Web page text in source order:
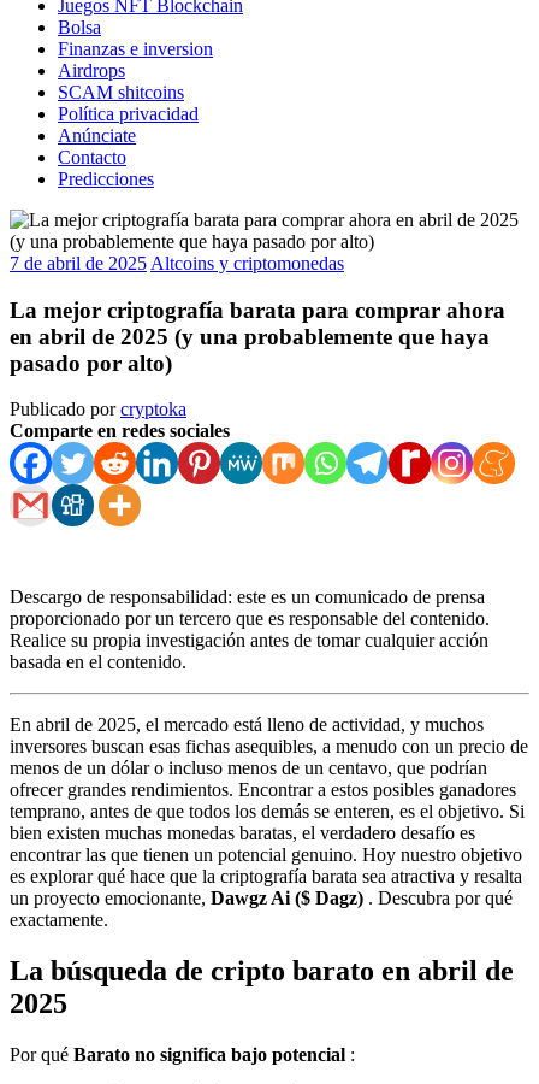
Juegos NFT Blockchain
Bolsa
Finanzas e inversion
Airdrops
SCAM shitcoins
Política privacidad
Anúnciate
Contacto
Predicciones
7 de abril de 2025 Altcoins y criptomonedas
La mejor criptografía barata para comprar ahora
en abril de 2025 (y una probablemente que haya
pasado por alto)
Publicado porcryptoka
Comparte en redes sociales
Descargo de responsabilidad: este es un comunicado de prensa
proporcionado por un tercero que es responsable del contenido.
Realice su propia investigación antes de tomar cualquier acción
basada en el contenido.
En abril de 2025, el mercado está lleno de actividad, y muchos
inversores buscan esas fichas asequibles, a menudo con un precio de
menos de un dólar o incluso menos de un centavo, que podrían
ofrecer grandes rendimientos. Encontrar a estos posibles ganadores
temprano, antes de que todos los demás se enteren, es el objetivo. Si
bien existen muchas monedas baratas, el verdadero desafío es
encontrar las que tienen un potencial genuino. Hoy nuestro objetivo
es explorar qué hace que la criptografía barata sea atractiva y resalta
un proyecto emocionante, Dawgz Ai ($ Dagz) . Descubra por qué
exactamente.
La búsqueda de cripto barato en abril de
2025
Por qué Barato no significa bajo potencial :